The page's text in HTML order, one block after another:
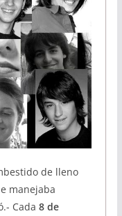
de lleno
manejaba
Cada 8 de